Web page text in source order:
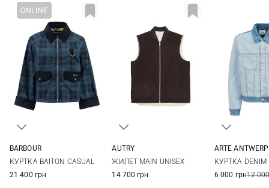
BARBOUR
КУРТКА BAITON CASUAL
21 400 грн
AUTRY
ЖИЛЕТ MAIN UNISEX
14 700 грн
ARTE ANTWERP
КУРТКА DENIM
6 000 грн12